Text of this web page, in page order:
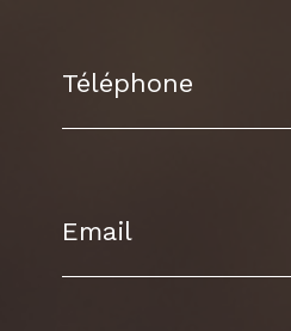
Téléphone
Email